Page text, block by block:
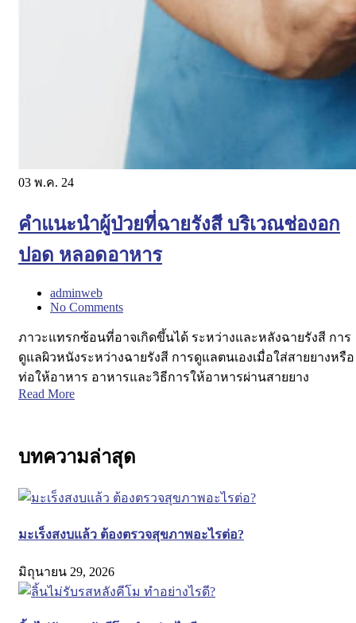
03 พ.ค. 24
คําแนะนําผู้ป่วยที่ฉายรังสี บริเวณช่องอก
ปอด หลอดอาหาร
adminweb
No Comments
ภาวะแทรกซ้อนที่อาจเกิดขึ้นได้ ระหว่างและหลังฉายรังสี การ
ดูแลผิวหนังระหว่างฉายรังสี การดูแลตนเองเมื่อใส่สายยางหรือ
ท่อให้อาหาร อาหารและวิธีการให้อาหารผ่านสายยาง
Read More
บทความล่าสุด
มะเร็งสงบแล้ว ต้องตรวจสุขภาพอะไรต่อ?
มิถุนายน 29, 2026